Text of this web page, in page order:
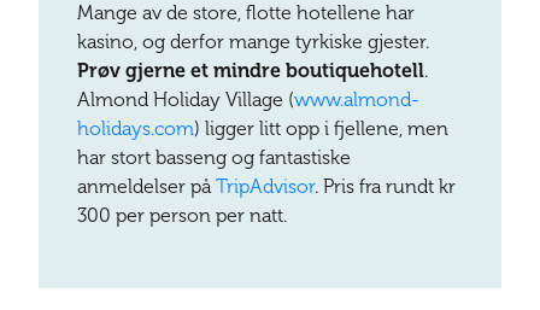
Mange av de store, flotte hotellene har
kasino, og derfor mange tyrkiske gjester.
Prøv gjerne et mindre boutiquehotell.
Almond Holiday Village (www.almond-
holidays.com) ligger litt opp i fjellene, men
har stort basseng og fantastiske
anmeldelser påTripAdvisor. Pris fra rundt kr
300 per person per natt.